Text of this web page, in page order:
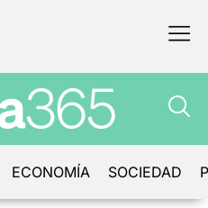
ECONOMÍA SOCIEDAD